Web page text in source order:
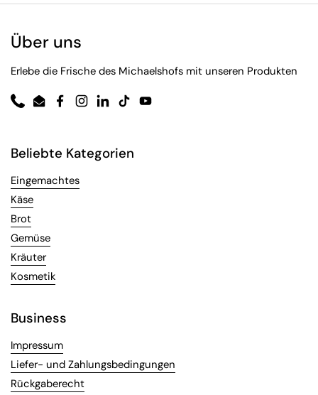
Über uns
Erlebe die Frische des Michaelshofs mit unseren Produkten
PhoneEmailFacebook
Instagram
LinkedIn
TikTokYouTube
Beliebte Kategorien
Eingemachtes
Käse
Brot
Gemüse
Kräuter
Kosmetik
Business
Impressum
Liefer- und Zahlungsbedingungen
Rückgaberecht